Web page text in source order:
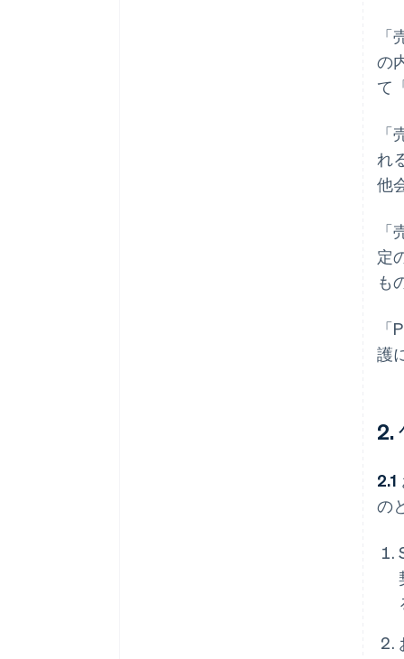
の
て
れ
他
定
も
護
2.
2.1
の